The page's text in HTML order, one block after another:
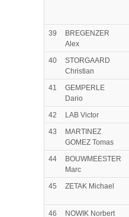
39
BREGENZER
Alex
40
STORGAARD
Christian
41
GEMPERLE
Dario
42 LAB Victor
43
MARTINEZ
GOMEZ Tomas
44
BOUWMEESTER
Marc
45 ZETAK Michael
46 NOWIK Norbert